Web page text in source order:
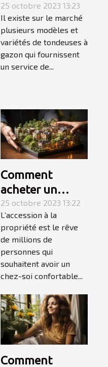
allons à sa
découverte
25 octobre 2023 13:23
Il existe sur le marché
plusieurs modèles et
variétés de tondeuses à
gazon qui fournissent
un service de...
Comment
acheter un
appartement ? 3
étapes pour
faire le meilleur
choix
25 octobre 2023 13:22
L’accession à la
propriété est le rêve
de millions de
personnes qui
souhaitent avoir un
chez-soi confortable...
Comment